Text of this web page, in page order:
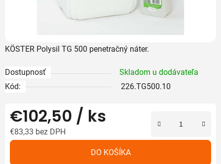
KÖSTER Polysil TG 500 penetračný náter.
Dostupnosť
Skladom u dodávateľa
Kód:
226.TG500.10
€102,50 / ks
€83,33 bez DPH
DO KOŠÍKA